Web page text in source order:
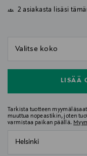
2 asiakasta lisäsi
LISÄÄ
Tarkista tuotteen
muuttua nopeastikin, joten
varmistaa paikan päällä.
Helsinki